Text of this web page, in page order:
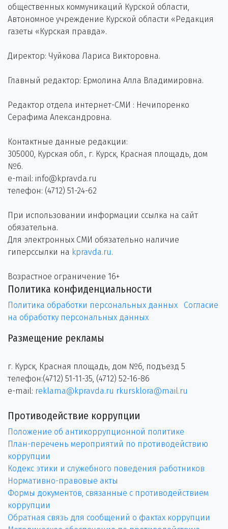
общественных коммуникаций Курской области,
Автономное учреждение Курской области «Редакция
газеты «Курская правда».
Директор: Чуйкова Лариса Викторовна.
Главный редактор: Ермолина Алла Владимировна.
Редактор отдела интернет-СМИ : Нечипоренко
Серафима Александровна.
Контактные данные редакции:
305000, Курская обл., г. Курск, Красная площадь, дом
№6.
e-mail: info@kpravda.ru
телефон: (4712) 51-24-62
При использовании информации ссылка на сайт
обязательна.
Для электронных СМИ обязательно наличие
гиперссылки на kpravda.ru.
Возрастное ограничение 16+
Политика конфиденциальности
Политика обработки персональных данных
Согласие
на обработку персональных данных
Размещение рекламы
г. Курск, Красная площадь, дом №6, подъезд 5
телефон:(4712) 51-11-35, (4712) 52-16-86
e-mail: reklama@kpravda.ru rkursklora@mail.ru
Противодействие коррупции
Положение об антикоррупционной политике
План-перечень мероприятий по противодействию
коррупции
Кодекс этики и служебного поведения работников
Нормативно-правовые акты
Формы документов, связанные с противодействием
коррупции
Обратная связь для сообщений о фактах коррупции